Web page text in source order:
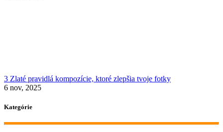
3 Zlaté pravidlá kompozície, ktoré zlepšia tvoje fotky
6 nov, 2025
Kategórie